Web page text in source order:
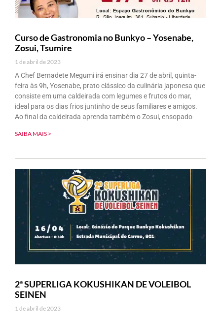
Curso de Gastronomia no Bunkyo – Yosenabe,
Zosui, Tsumire
1 de abril de 2023
A Chef Bernadete Megumi irá ensinar dia 27 de abril, quinta-
feira às 9h, Yosenabe, prato clássico da culinária japonesa que
consiste em uma caldeirada com legumes e frutos do mar,
ideal para os dias frios juntinho de seus familiares e amigos.
Ao final da caldeirada aprenda também o Zosui, ensopado
SAIBA MAIS >
2ª SUPERLIGA KOKUSHIKAN DE VOLEIBOL
SEINEN
1 de abril de 2023